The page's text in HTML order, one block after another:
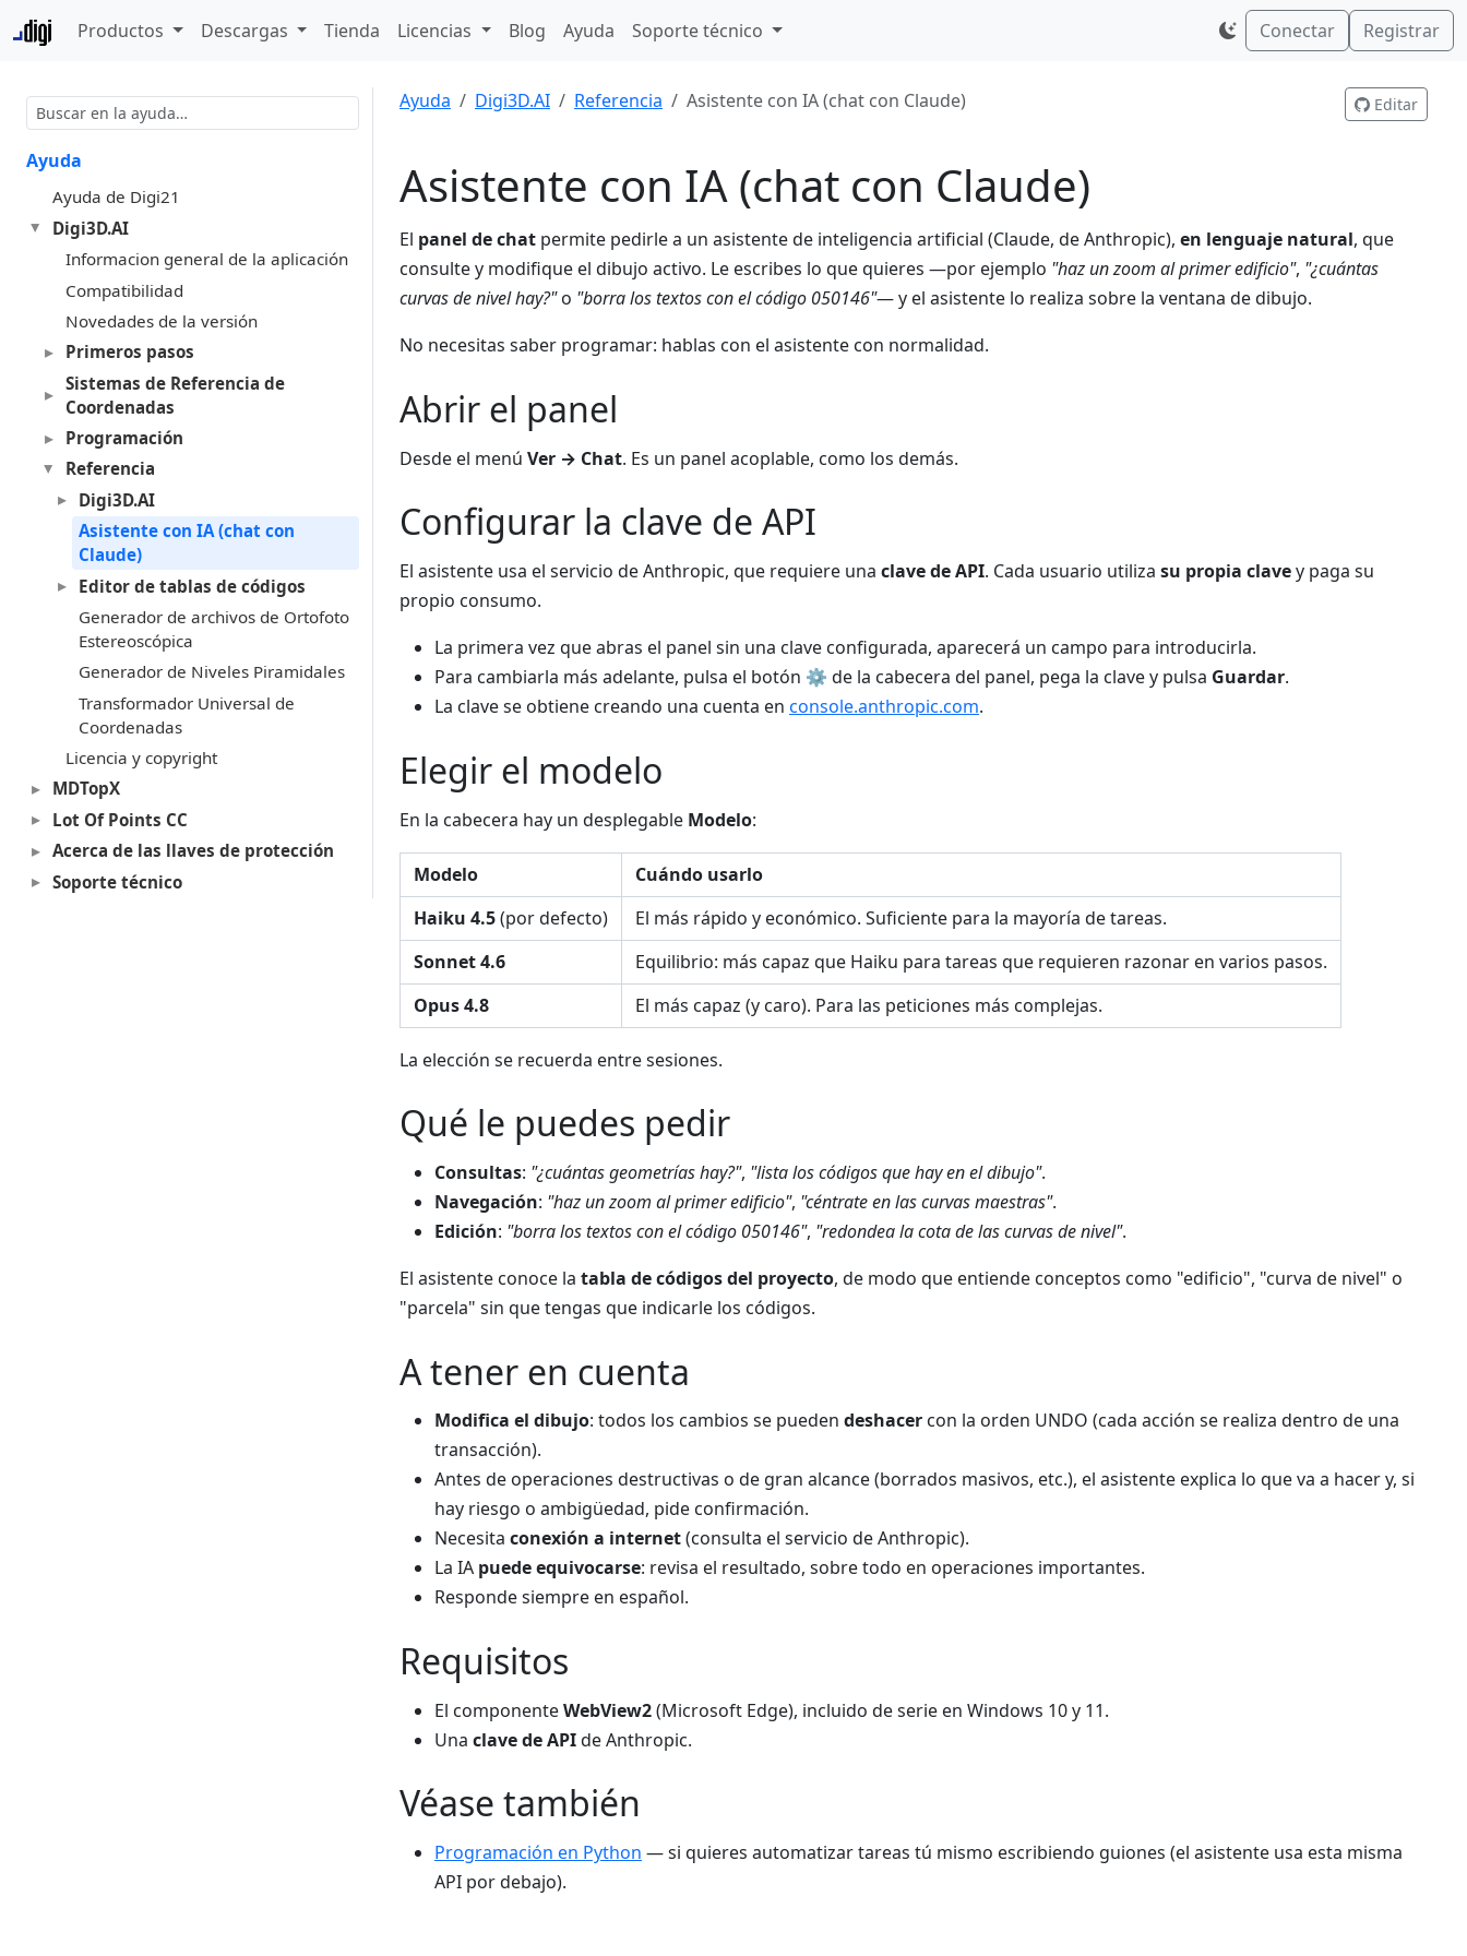
Productos Descargas Tienda Licencias Blog Ayuda Soporte técnico Conectar Registrar
Ayuda
Ayuda de Digi21
Digi3D.AI
Informacion general de la aplicación
Compatibilidad
Novedades de la versión
Primeros pasos
Sistemas de Referencia de
Coordenadas
Programación
Referencia
Digi3D.AI
Asistente con IA (chat con
Claude)
Editor de tablas de códigos
Generador de archivos de Ortofoto
Estereoscópica
Generador de Niveles Piramidales
Transformador Universal de
Coordenadas
Licencia y copyright
MDTopX
Lot Of Points CC
Acerca de las llaves de protección
Soporte técnico
Ayuda Digi3D.AI Referencia Asistente con IA (chat con Claude) Editar
Asistente con IA (chat con Claude)
El panel de chat permite pedirle a un asistente de inteligencia artificial (Claude, de Anthropic), en lenguaje natural, que
consulte y modifique el dibujo activo. Le escribes lo que quieres —por ejemplo "haz un zoom al primer edificio", "¿cuántas
curvas de nivel hay?"o "borra los textos con el código 050146"— y el asistente lo realiza sobre la ventana de dibujo.
No necesitas saber programar: hablas con el asistente con normalidad.
Abrir el panel
Desde el menú Ver → Chat. Es un panel acoplable, como los demás.
Configurar la clave de API
El asistente usa el servicio de Anthropic, que requiere una clave de API. Cada usuario utiliza su propia clavey paga su
propio consumo.
La primera vez que abras el panel sin una clave configurada, aparecerá un campo para introducirla.
Para cambiarla más adelante, pulsa el botón ⚙ de la cabecera del panel, pega la clave y pulsa Guardar.
La clave se obtiene creando una cuenta en console.anthropic.com.
Elegir el modelo
En la cabecera hay un desplegable Modelo:
Modelo
Cuándo usarlo
Haiku 4.5(por defecto)
El más rápido y económico. Suficiente para la mayoría de tareas.
Sonnet 4.6
Equilibrio: más capaz que Haiku para tareas que requieren razonar en varios pasos.
Opus 4.8
El más capaz (y caro). Para las peticiones más complejas.
La elección se recuerda entre sesiones.
Qué le puedes pedir
Consultas: "¿cuántas geometrías hay?", "lista los códigos que hay en el dibujo".
Navegación: "haz un zoom al primer edificio", "céntrate en las curvas maestras".
Edición: "borra los textos con el código 050146", "redondea la cota de las curvas de nivel".
El asistente conoce la tabla de códigos del proyecto, de modo que entiende conceptos como "edificio", "curva de nivel" o
"parcela" sin que tengas que indicarle los códigos.
A tener en cuenta
Modifica el dibujo: todos los cambios se pueden deshacer con la orden UNDO (cada acción se realiza dentro de una
transacción).
Antes de operaciones destructivas o de gran alcance (borrados masivos, etc.), el asistente explica lo que va a hacer y, si
hay riesgo o ambigüedad, pide confirmación.
Necesita conexión a internet(consulta el servicio de Anthropic).
La IA puede equivocarse: revisa el resultado, sobre todo en operaciones importantes.
Responde siempre en español.
Requisitos
El componenteWebView2(Microsoft Edge), incluido de serie en Windows 10 y 11.
Una clave de APIde Anthropic.
Véase también
Programación en Python — si quieres automatizar tareas tú mismo escribiendo guiones (el asistente usa esta misma
API por debajo).